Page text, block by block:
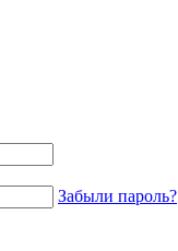
Забыли пароль?